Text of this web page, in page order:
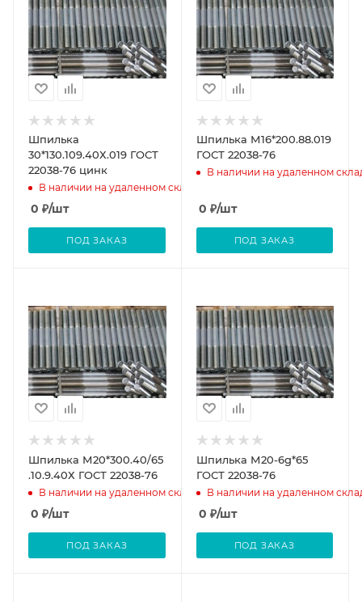
Шпилька
30*130.109.40Х.019 ГОСТ
22038-76 цинк
В наличии на удаленном складе
0 ₽/шт
ПОД ЗАКАЗ
Шпилька М16*200.88.019
ГОСТ 22038-76
В наличии на удаленном
0 ₽/шт
ПОД ЗАКАЗ
Шпилька М20*300.40/65
.10.9.40Х ГОСТ 22038-76
В наличии на удаленном складе
0 ₽/шт
ПОД ЗАКАЗ
Шпилька М20-6g*65
ГОСТ 22038-76
В наличии на удаленном
0 ₽/шт
ПОД ЗАКАЗ